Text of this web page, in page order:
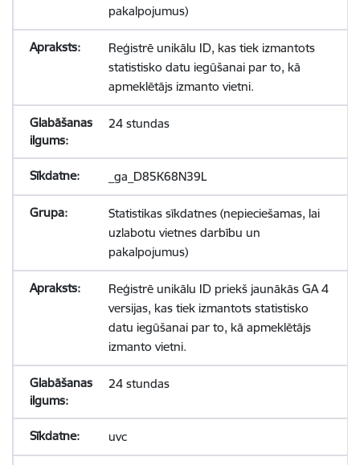
pakalpojumus)
Reģistrē unikālu ID, kas tiek izmantots
statistisko datu iegūšanai par to, kā
apmeklētājs izmanto vietni.
24 stundas
_ga_D85K68N39L
Statistikas sīkdatnes (nepieciešamas, lai
uzlabotu vietnes darbību un
pakalpojumus)
Reģistrē unikālu ID priekš jaunākās GA 4
versijas, kas tiek izmantots statistisko
datu iegūšanai par to, kā apmeklētājs
izmanto vietni.
24 stundas
uvc